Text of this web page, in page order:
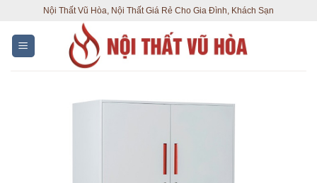
content
Nội Thất Vũ Hòa, Nội Thất Giá Rẻ Cho Gia Đình, Khách Sạn